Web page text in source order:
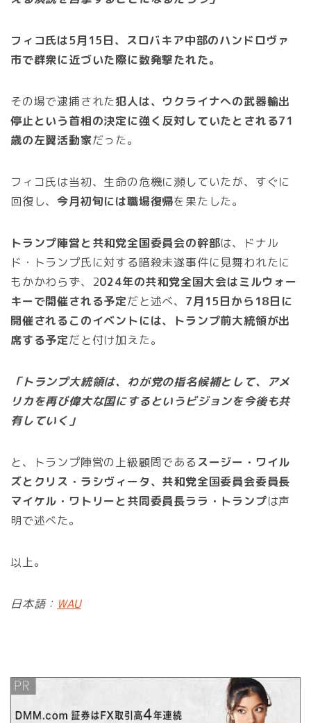
フィコ氏は5月15日、スロバキア中部のハンドロヴァ
市で群衆に近づいた際に数発撃たれた。
その場で逮捕された犯人は、ウクライナへの武器輸出
停止という首相の決定に強く反対していたとされる71
歳の左翼活動家だった。
フィコ氏は当初、生命の危機に瀕していたが、すぐに
回復し、 今月初旬には職場復帰を果たした。
トランプ陣営と共和党全国委員会の幹部は、ドナル
ド・トランプ氏に対する暗殺未遂事件に見舞われたに
もかかわらず、2024年の共和党全国大会はミルウォー
キーで開催される予定だと述べ、 7月15日から18日に
開催されるこのイベントには、トランプ前大統領が出
席する予定だと付け加えた。
「トランプ大統領は、わが党の指名候補として、アメ
リカを再び偉大な国にするというビジョンを今後も共
有していく」
と、トランプ陣営の上級顧問であるスージー・ワイル
ズとクリス・ラシヴィータ、共和党全国委員会委員長
マイケル・ワトリーと共同委員長ララ・トランプは声
明で述べた。
以上。
日本語： WAU